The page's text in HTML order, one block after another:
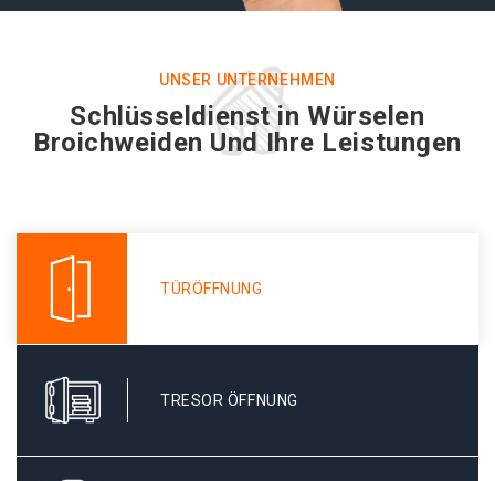
UNSER UNTERNEHMEN
Schlüsseldienst in Würselen
Broichweiden Und Ihre Leistungen
TÜRÖFFNUNG
TRESOR ÖFFNUNG